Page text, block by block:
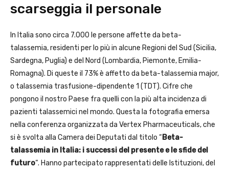
scarseggia il personale
In Italia sono circa 7.000 le persone affette da beta-
talassemia, residenti per lo più in alcune Regioni del Sud (Sicilia,
Sardegna, Puglia) e del Nord (Lombardia, Piemonte, Emilia-
Romagna). Di queste il 73% è affetto da beta-talassemia major,
o talassemia trasfusione-dipendente 1 (TDT). Cifre che
pongono il nostro Paese fra quelli con la più alta incidenza di
pazienti talassemici nel mondo. Questa la fotografia emersa
nella conferenza organizzata da Vertex Pharmaceuticals, che
si è svolta alla Camera dei Deputati dal titolo “Beta-
talassemia in Italia: i successi del presente e le sfide del
futuro“. Hanno partecipato rappresentati delle Istituzioni, del